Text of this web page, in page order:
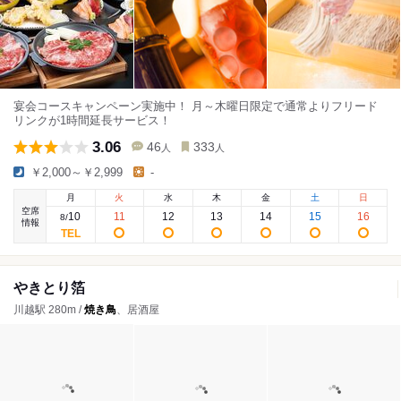
宴会コースキャンペーン実施中！ 月～木曜日限定で通常よりフリード
リンクが1時間延長サービス！
3.06 46 人 333 人
￥2,000～￥2,999 -
空席
情報
月
8/10
火
11
水
12
木
13
金
14
土
15
日
16
やきとり箔
川越駅 280m /焼き鳥、居酒屋